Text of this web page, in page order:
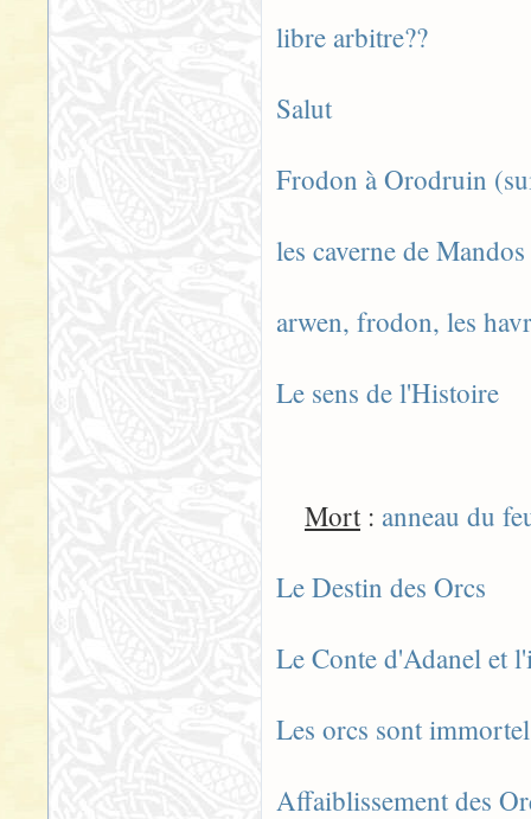
libre arbitre??
Salut
Frodon à Orodruin
les caverne de Mandos
arwen, frodon, les
Le sens de l'Histoire
Mort: anneau du
Le Destin des Orcs
Le Conte d'Adanel et
Les orcs sont
Affaiblissement des